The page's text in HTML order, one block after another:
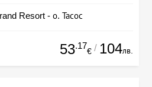
Resort - о. Тасос
53.17
€ / 104лв.